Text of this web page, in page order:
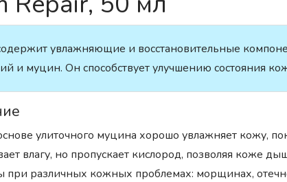
увлажняющие и восстановительные
и муцин. Он способствует улучшению состояния
улиточного муцина хорошо увлажняет кожу,
влагу, но пропускает кислород, позволяя коже
при различных кожных проблемах: морщинах,